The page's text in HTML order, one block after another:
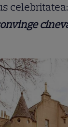
celebritatea: